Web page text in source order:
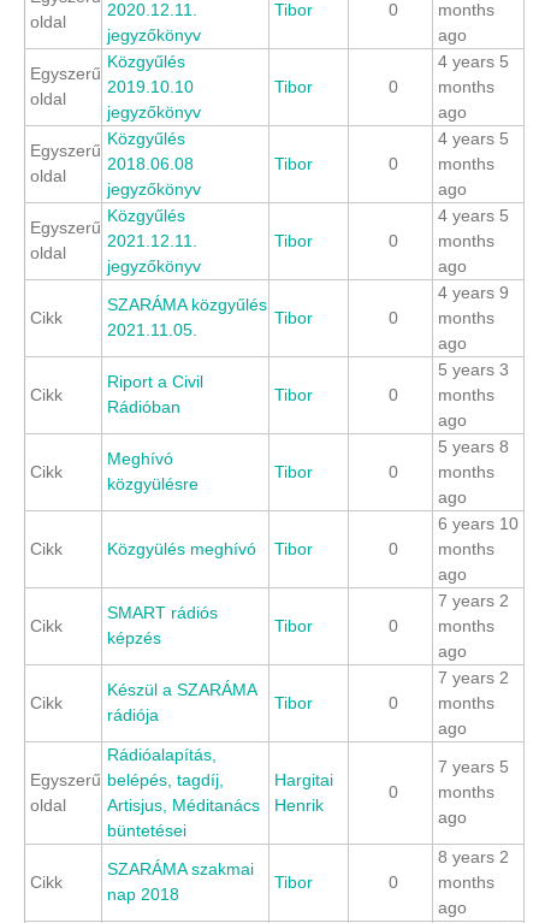
oldal
2020.12.11.
jegyzőkönyv
Tibor 0
months
ago
Egyszerű
oldal
Közgyűlés
2019.10.10
jegyzőkönyv
Tibor 0
4 years 5
months
ago
Egyszerű
oldal
Közgyűlés
2018.06.08
jegyzőkönyv
Tibor 0
4 years 5
months
ago
Egyszerű
oldal
Közgyűlés
2021.12.11.
jegyzőkönyv
Tibor 0
4 years 5
months
ago
Cikk
SZARÁMA közgyűlés
2021.11.05.
Tibor 0
4 years 9
months
ago
Cikk
Riport a Civil
Rádióban
Tibor 0
5 years 3
months
ago
Cikk
Meghívó
közgyülésre
Tibor 0
5 years 8
months
ago
Cikk Közgyülés meghívó Tibor 0
6 years 10
months
ago
Cikk
SMART rádiós
képzés
Tibor 0
7 years 2
months
ago
Cikk
Készül a SZARÁMA
rádiója
Tibor 0
7 years 2
months
ago
Egyszerű
oldal
Rádióalapítás,
belépés, tagdíj,
Artisjus, Méditanács
büntetései
Hargitai
Henrik
0
7 years 5
months
ago
Cikk
SZARÁMA szakmai
nap 2018
Tibor 0
8 years 2
months
ago